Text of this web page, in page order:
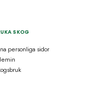
SKOG
personliga sidor